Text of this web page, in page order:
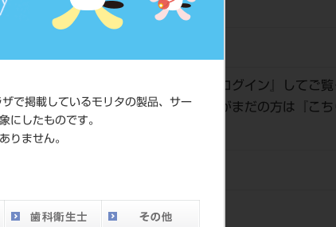
で掲載しているモリタの製品、サー
にしたものです。
りません。
コード 2043104620.50
価格
ログイン 』してご
ネット会員登録がまだの方は『
こち
vol.26 掲載ペー
687